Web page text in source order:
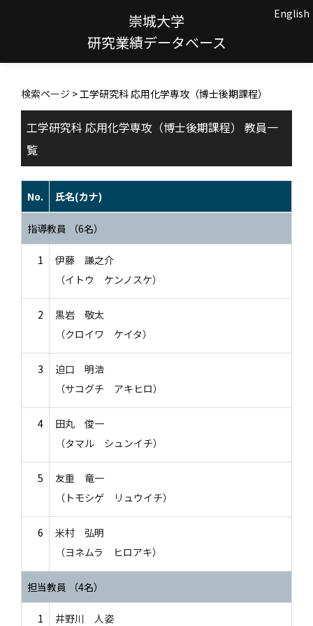
崇城大学
研究業績データベース
English
検索ページ > 工学研究科 応用化学専攻（博士後期課程）
工学研究科 応用化学専攻（博士後期課程） 教員一
覧
No. 氏名(カナ)
指導教員 （6名）
1
伊藤 謙之介
（イトウ ケンノスケ）
2
黒岩 敬太
（クロイワ ケイタ）
3
迫口 明浩
（サコグチ アキヒロ）
4
田丸 俊一
（タマル シュンイチ）
5
友重 竜一
（トモシゲ リュウイチ）
6
米村 弘明
（ヨネムラ ヒロアキ）
担当教員 （4名）
1 井野川 人姿